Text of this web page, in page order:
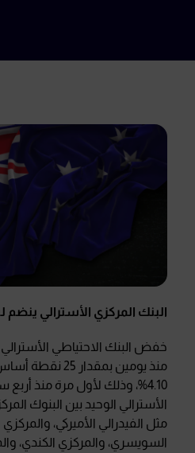
البنك المركزي الأسترالي
خفض البنك الاحتياطي
4.10%، وذلك لأول مرة منذ
الأسترالي الوحيد بين البنوك
مثل الفيدرالي الأميركي،
السويسري، والمركزي الكندي،